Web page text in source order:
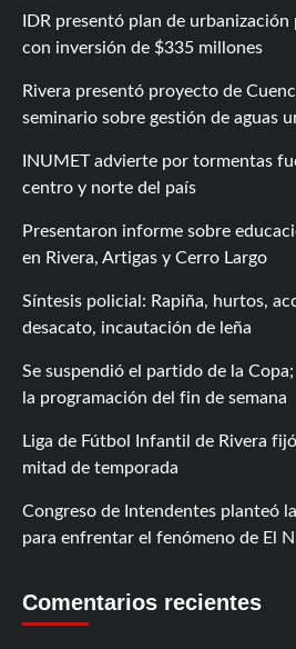
IDR presentó plan de
con inversión de $335 millones
Rivera presentó proyecto de
seminario sobre gestión de aguas
INUMET advierte por tormentas
centro y norte del país
Presentaron informe sobre
en Rivera, Artigas y Cerro Largo
Síntesis policial: Rapiña, hurtos,
desacato, incautación de leña
Se suspendió el partido de la
la programación del fin de semana
Liga de Fútbol Infantil de Rivera
mitad de temporada
Congreso de Intendentes planteó
para enfrentar el fenómeno de El
Comentarios recientes